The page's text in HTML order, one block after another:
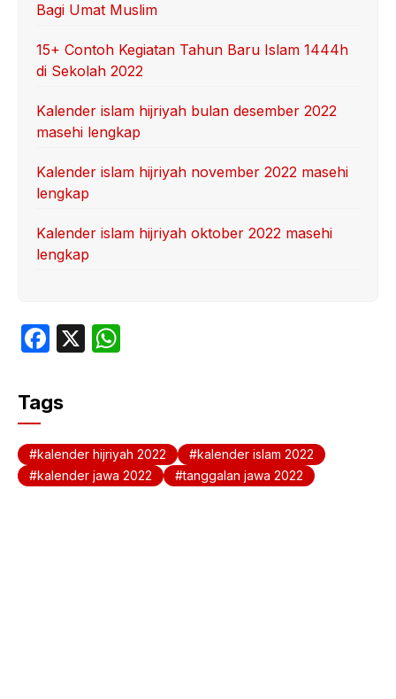
Bagi Umat Muslim
15+ Contoh Kegiatan Tahun Baru Islam 1444h
di Sekolah 2022
Kalender islam hijriyah bulan desember 2022
masehi lengkap
Kalender islam hijriyah november 2022 masehi
lengkap
Kalender islam hijriyah oktober 2022 masehi
lengkap
F
c
e
b
o
X
A
p
Tags
kalender hijriyah 2022
kalender islam 2022
kalender jawa 2022
tanggalan jawa 2022